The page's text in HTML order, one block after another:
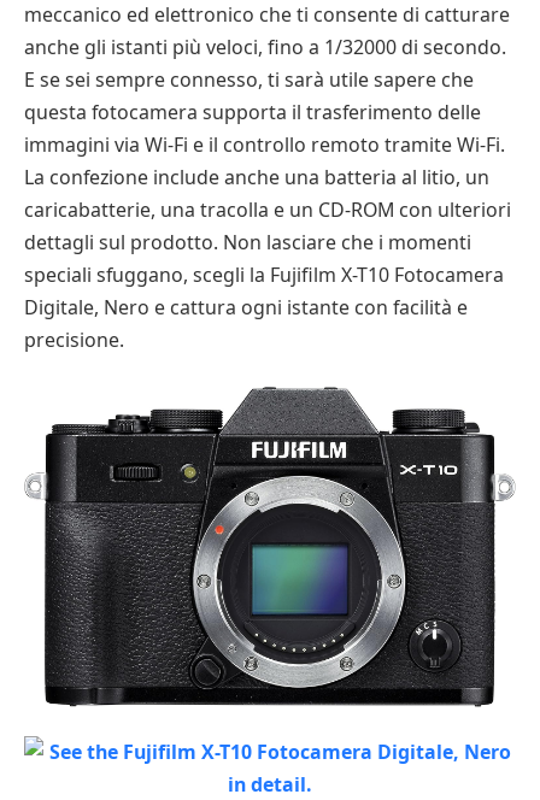
meccanico ed elettronico che ti consente di catturare
anche gli istanti più veloci, fino a 1/32000 di secondo.
E se sei sempre connesso, ti sarà utile sapere che
questa fotocamera supporta il trasferimento delle
immagini via Wi-Fi e il controllo remoto tramite Wi-Fi.
La confezione include anche una batteria al litio, un
caricabatterie, una tracolla e un CD-ROM con ulteriori
dettagli sul prodotto. Non lasciare che i momenti
speciali sfuggano, scegli la Fujifilm X-T10 Fotocamera
Digitale, Nero e cattura ogni istante con facilità e
precisione.